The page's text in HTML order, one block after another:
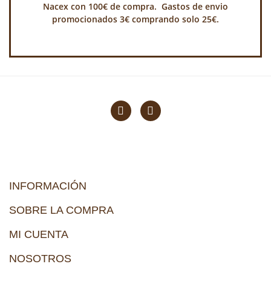
Nacex con 100€ de compra. Gastos de envio
promocionados 3€ comprando solo 25€.
INFORMACIÓN
SOBRE LA COMPRA
MI CUENTA
NOSOTROS